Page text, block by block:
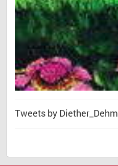
Tweets by Diether_Dehm